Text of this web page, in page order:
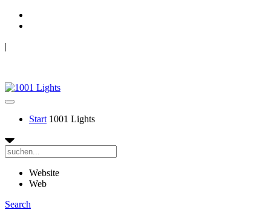
|
Start 1001 Lights
Website
Web
Search